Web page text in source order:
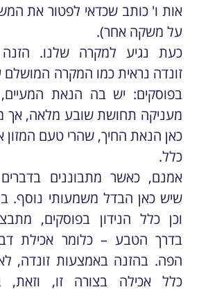
אות ו' כותב שכדאי לפטור את
על משקה אחר).
כעת נגיע למקרה שלנו.
זונדה נראית כמו המקרה המושלם
בפוסקים: יש בה הנאת
מעניקה תחושת שובע מלאה, אך
כאן הנאת החיך, שהרי טעם המזון
כלל.
אמנם, כאשר מתבוננים
שיש כאן הבדל משמעותי נוסף.
וכן כלל הנידון בפוסקים,
בדרך הטבע – כלומר אכילת
הפה. בהזנה באמצעות זונדה,
כלל אכילה בצורה זו, וזאת,